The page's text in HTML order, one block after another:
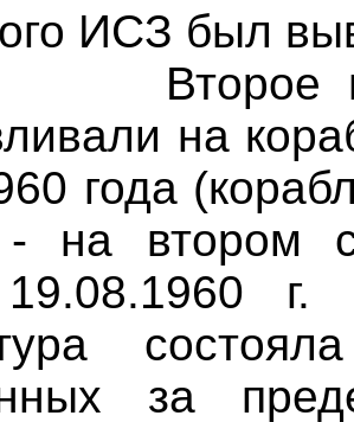
ИСЗ был
Второе
на
года
на втором
19.08.1960
за